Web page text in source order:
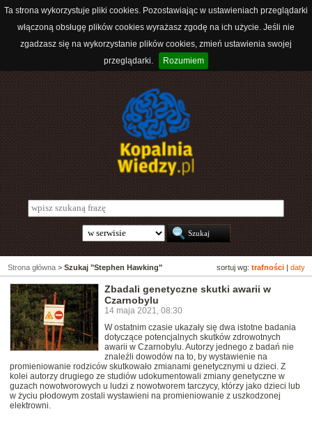
Ta strona wykorzystuje pliki cookies. Pozostawiając w ustawieniach przeglądarki
włączoną obsługę plików cookies wyrażasz zgodę na ich użycie. Jeśli nie
zgadzasz się na wykorzystanie plików cookies, zmień ustawienia swojej
przeglądarki.
Rozumiem
sortuj wg: trafności daty
Strona główna > Szukaj "Stephen Hawking"
Zbadali genetyczne skutki awarii w
Czarnobylu
14 maja 2021, 08:30
W ostatnim czasie ukazały się dwa istotne badania
dotyczące potencjalnych skutków zdrowotnych
awarii w Czarnobylu. Autorzy jednego z badań nie
znaleźli dowodów na to, by wystawienie na
promieniowanie rodziców skutkowało zmianami genetycznymi u dzieci. Z
kolei autorzy drugiego ze studiów udokumentowali zmiany genetyczne w
guzach nowotworowych u ludzi z nowotworem tarczycy, którzy jako dzieci lub
w życiu płodowym zostali wystawieni na promieniowanie z uszkodzonej
elektrowni.